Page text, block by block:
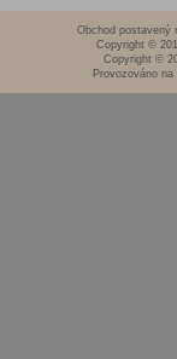
Obchod postavený
Copyright ©
Copyright ©
Provozováno